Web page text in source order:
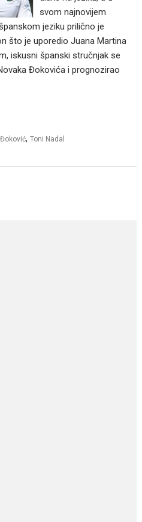
svom najnovijem
jeziku prilično je
što je uporedio Juana Martina
iskusni španski stručnjak se
Đokovića i prognozirao
,Toni Nadal